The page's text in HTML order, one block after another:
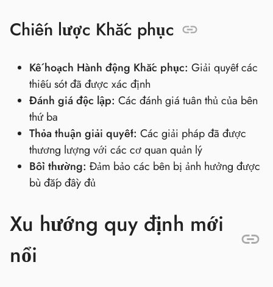
Chiến lược Khắc phục
Kế hoạch Hành động Khắc phục: Giải quyết các
thiếu sót đã được xác định
Đánh giá độc lập: Các đánh giá tuân thủ của bên
thứ ba
Thỏa thuận giải quyết: Các giải pháp đã được
thương lượng với các cơ quan quản lý
Bồi thường: Đảm bảo các bên bị ảnh hưởng được
bù đắp đầy đủ
Xu hướng quy định mới
nổi